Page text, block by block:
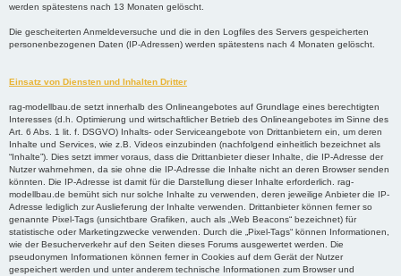
werden spätestens nach 13 Monaten gelöscht.
Die gescheiterten Anmeldeversuche und die in den Logfiles des Servers gespeicherten
personenbezogenen Daten (IP-Adressen) werden spätestens nach 4 Monaten gelöscht.
Einsatz von Diensten und Inhalten Dritter
rag-modellbau.de setzt innerhalb des Onlineangebotes auf Grundlage eines berechtigten
Interesses (d.h. Optimierung und wirtschaftlicher Betrieb des Onlineangebotes im Sinne des
Art. 6 Abs. 1 lit. f. DSGVO) Inhalts- oder Serviceangebote von Drittanbietern ein, um deren
Inhalte und Services, wie z.B. Videos einzubinden (nachfolgend einheitlich bezeichnet als
“Inhalte”). Dies setzt immer voraus, dass die Drittanbieter dieser Inhalte, die IP-Adresse der
Nutzer wahrnehmen, da sie ohne die IP-Adresse die Inhalte nicht an deren Browser senden
könnten. Die IP-Adresse ist damit für die Darstellung dieser Inhalte erforderlich. rag-
modellbau.de bemüht sich nur solche Inhalte zu verwenden, deren jeweilige Anbieter die IP-
Adresse lediglich zur Auslieferung der Inhalte verwenden. Drittanbieter können ferner so
genannte Pixel-Tags (unsichtbare Grafiken, auch als „Web Beacons“ bezeichnet) für
statistische oder Marketingzwecke verwenden. Durch die „Pixel-Tags“ können Informationen,
wie der Besucherverkehr auf den Seiten dieses Forums ausgewertet werden. Die
pseudonymen Informationen können ferner in Cookies auf dem Gerät der Nutzer
gespeichert werden und unter anderem technische Informationen zum Browser und